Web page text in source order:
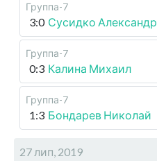
Группа-7
3:0 Сусидко Александр
Группа-7
0:3 Калина Михаил
Группа-7
1:3 Бондарев Николай
27 лип, 2019